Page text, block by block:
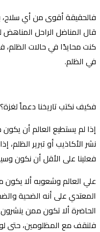
فالحقيقة أقوى من أي سلاح،
قال المناضل الراحل المناهض
كنت محايدًا في حالات
في الظلم.
فكيف نكتب تاريخنا دعماً لغزة؟
إذا لم يستطيع العالم أن
نشر الأكاذيب أو تبرير
فعلينا على الأقل أن نكون
علي العالم وشعوبه ألا
المعتدي على أنه الضحية
الحاضرة ألا تكون ممن
فلنقف مع المظلومين، حتى لو